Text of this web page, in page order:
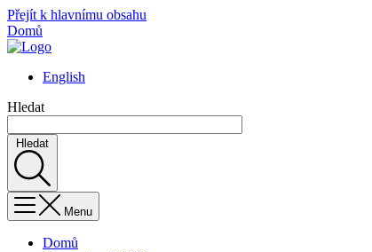
Přejít k hlavnímu obsahu
Domů
English
Hledat
Hledat
Menu
Domů